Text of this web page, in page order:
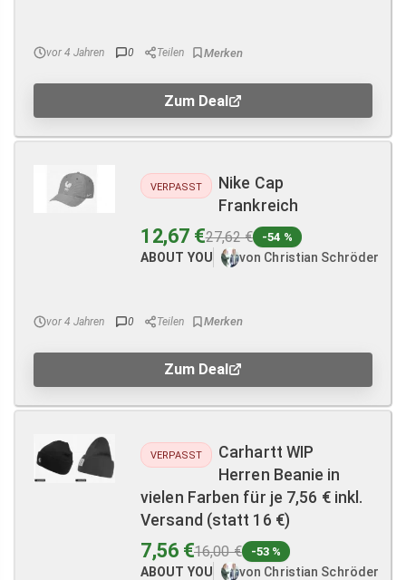
vor 4 Jahren 0 Teilen
Zum Deal
VERPASST
Nike Cap
Frankreich
12,67 €27,62 € -54 %
ABOUT YOU von Christian Schröder
vor 4 Jahren 0 Teilen
Zum Deal
VERPASST
Carhartt WIP
Herren Beanie in
vielen Farben für je 7,56 € inkl.
Versand (statt 16 €)
7,56 €16,00 € -53 %
ABOUT YOU von Christian Schröder